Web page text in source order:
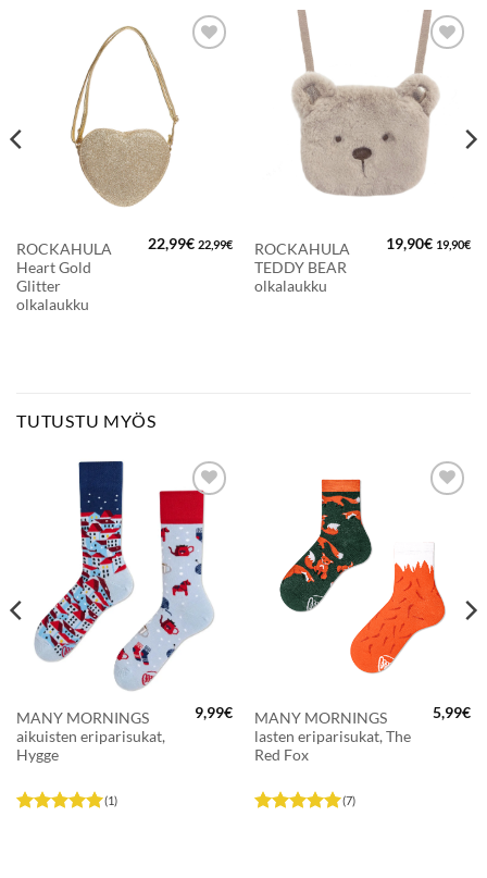
LISÄÄ
SUOSIKKEIHIN
ROCKAHULA
Heart Gold
Glitter
olkalaukku
22,99€ 22,99€
LISÄÄ
SUOSIKKEIHIN
ROCKAHULA
TEDDY BEAR
olkalaukku
19,90€ 19,90€
TUTUSTU MYÖS
LISÄÄ
SUOSIKKEIHIN
MANY MORNINGS
aikuisten eriparisukat,
Hygge
(1)
9,99€
SUOSIKKEIHIN
MANY MORNINGS
lasten eriparisukat, The
Red Fox
(7)
5,99€